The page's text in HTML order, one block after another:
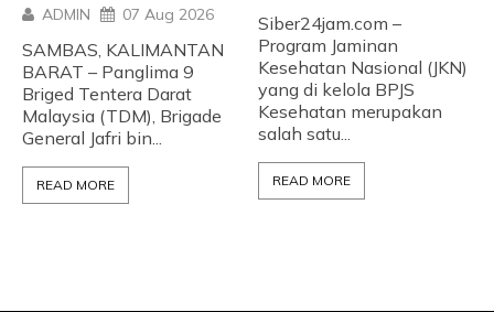
ADMIN 07 Aug 2026
SAMBAS, KALIMANTAN
BARAT – Panglima 9
Briged Tentera Darat
Malaysia (TDM), Brigade
General Jafri bin...
READ MORE
Siber24jam.com –
Program Jaminan
Kesehatan Nasional (JKN)
yang di kelola BPJS
Kesehatan merupakan
salah satu...
READ MORE